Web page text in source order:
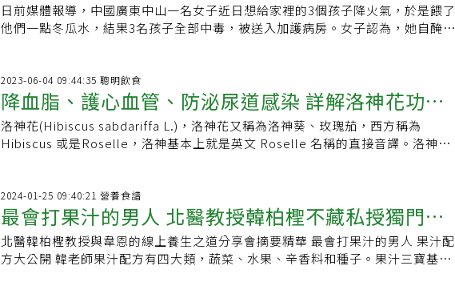
癌
日前媒體報導，中國廣東中山一名女子近日想給家裡的3個孩子降火氣，於是餵了
他們一點冬瓜水，結果3名孩子全部中毒，被送入加護病房。女子認為，她自醃的
2023-06-04 09:44:35 聰明飲食
降血脂、護心血管、防泌尿道感染 詳解洛神花功效
及食用禁忌
洛神花(Hibiscus sabdariffa L.)，洛神花又稱為洛神葵、玫瑰茄，西方稱為
Hibiscus 或是Roselle，洛神基本上就是英文 Roselle 名稱的直接音譯。洛神花
2024-01-25 09:40:21 營養食譜
最會打果汁的男人 北醫教授韓柏檉不藏私授獨門養
生果汁配方及抗癌秘訣
北醫韓柏檉教授與韋恩的線上養生之道分享會摘要精華 最會打果汁的男人 果汁配
方大公開 韓老師果汁配方有四大類，蔬菜、水果、辛香料和種子。果汁三寶基本